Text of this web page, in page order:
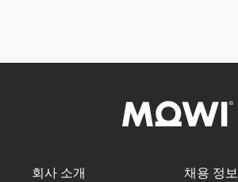
회사 소개 채용 정보